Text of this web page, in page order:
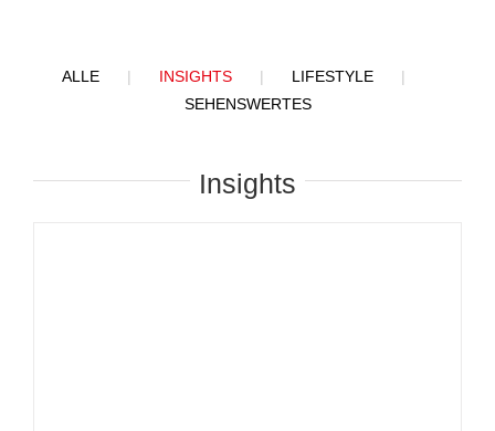
ALLE INSIGHTS
LIFESTYLE
SEHENSWERTES
Insights